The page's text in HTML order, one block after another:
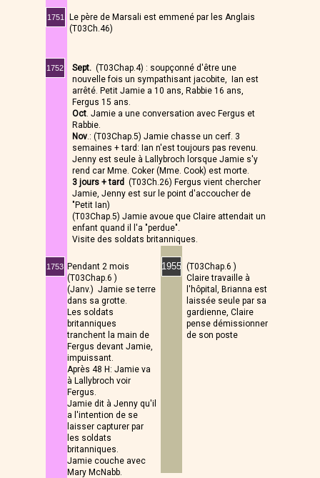
1751
Le père de Marsali est emmené par les Anglais
(T03Ch.46)
1752 Sept. (T03Chap.4) : soupçonné d'être une
nouvelle fois un sympathisant jacobite, Ian est
arrêté. Petit Jamie a 10 ans, Rabbie 16 ans,
Fergus 15 ans.
Oct. Jamie a une conversation avec Fergus et
Rabbie.
Nov.: (T03Chap.5) Jamie chasse un cerf. 3
semaines + tard: Ian n'est toujours pas revenu.
Jenny est seule à Lallybroch lorsque Jamie s'y
rend car Mme. Coker (Mme. Cook) est morte.
3 jours + tard (T03Ch.26) Fergus vient chercher
Jamie, Jenny est sur le point d'accoucher de
"Petit Ian)
(T03Chap.5) Jamie avoue que Claire attendait un
enfant quand il l'a "perdue".
Visite des soldats britanniques.
1753 1955
Pendant 2 mois
(T03Chap.6 )
(Janv.) Jamie se terre
dans sa grotte.
Les soldats
britanniques
tranchent la main de
Fergus devant Jamie,
impuissant.
Après 48 H: Jamie va
à Lallybroch voir
Fergus.
Jamie dit à Jenny qu'il
a l'intention de se
laisser capturer par
les soldats
britanniques.
Jamie couche avec
Mary McNabb.
(T03Chap.6 )
Claire travaille à
l'hôpital, Brianna est
laissée seule par sa
gardienne, Claire
pense démissionner
de son poste